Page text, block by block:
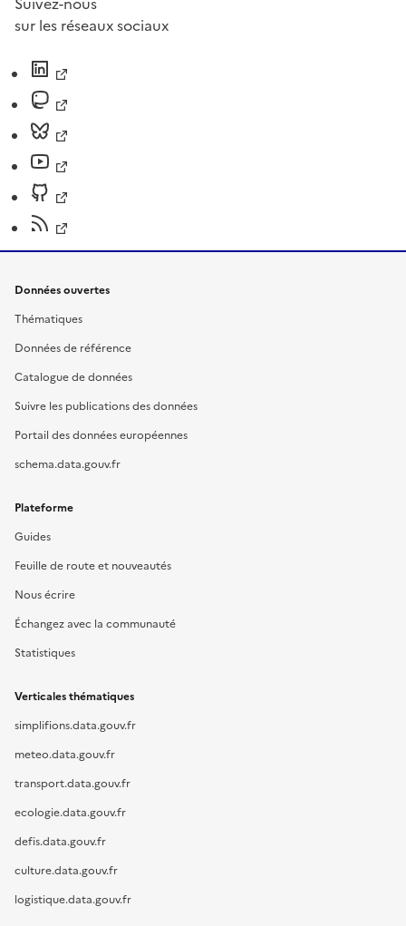
sur les réseaux sociaux
Données ouvertes
Thématiques
Données de référence
Catalogue de données
Suivre les publications des données
Portail des données européennes
schema.data.gouv.fr
Plateforme
Guides
Feuille de route et nouveautés
Nous écrire
Échangez avec la communauté
Statistiques
Verticales thématiques
simplifions.data.gouv.fr
meteo.data.gouv.fr
transport.data.gouv.fr
ecologie.data.gouv.fr
defis.data.gouv.fr
culture.data.gouv.fr
logistique.data.gouv.fr